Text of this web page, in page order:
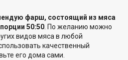
фарш, состоящий из мяса
50:50. По желанию можно
видов мяса в любой
качественный
его дома сами.